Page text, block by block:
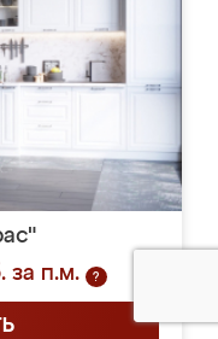
за п.м.
?